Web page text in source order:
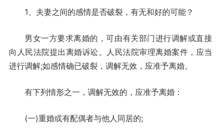
1、夫妻之间的感情是否破裂，有无和好的可能？
男女一方要求离婚的，可由有关部门进行调解或直接
向人民法院提出离婚诉讼。人民法院审理离婚案件，应当
进行调解;如感情确已破裂，调解无效，应准予离婚。
有下列情形之一，调解无效的，应准予离婚：
(一)重婚或有配偶者与他人同居的;